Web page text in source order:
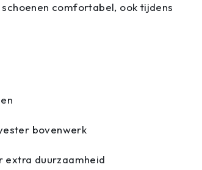
comfortabel, ook tijdens
bovenwerk
extra duurzaamheid